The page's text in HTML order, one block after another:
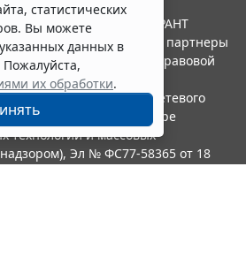
статистических
Вы можете
данных в
Пожалуйста,
их обработки.
2026. Система ГАРАНТ
Компания "Гарант" и ее партнеры
Российской ассоциации правовой
в качестве сетевого
по надзору в сфере
технологий и массовых
Эл № ФС77-58365 от 18